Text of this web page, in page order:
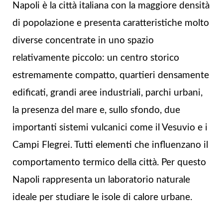
Napoli è la città italiana con la maggiore densità
di popolazione e presenta caratteristiche molto
diverse concentrate in uno spazio
relativamente piccolo: un centro storico
estremamente compatto, quartieri densamente
edificati, grandi aree industriali, parchi urbani,
la presenza del mare e, sullo sfondo, due
importanti sistemi vulcanici come il Vesuvio e i
Campi Flegrei. Tutti elementi che influenzano il
comportamento termico della città. Per questo
Napoli rappresenta un laboratorio naturale
ideale per studiare le isole di calore urbane.